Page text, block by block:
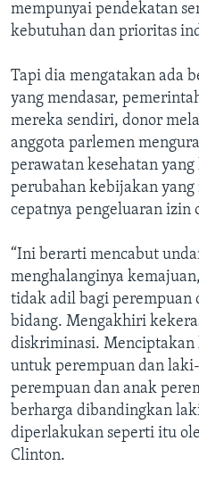
mempunyai pendekatan
kebutuhan dan prioritas
Tapi dia mengatakan ada
yang mendasar,
mereka sendiri, donor
anggota parlemen
perawatan kesehatan
perubahan kebijakan
cepatnya pengeluaran izin
“Ini berarti mencabut
menghalanginya
tidak adil bagi perempuan
bidang. Mengakhiri
diskriminasi. Menciptakan
untuk perempuan dan
perempuan dan anak
berharga dibandingkan
diperlakukan seperti itu
Clinton.